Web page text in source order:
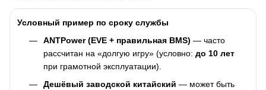
Условный пример по сроку службы
ANTPower (EVE + правильная BMS) — часто
рассчитан на «долгую игру» (условно: до 10 лет
при грамотной эксплуатации).
Дешёвый заводской китайский — может быть